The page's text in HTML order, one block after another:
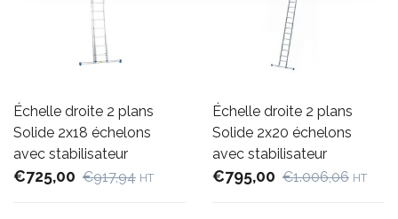
Échelle droite 2 plans
Solide 2x18 échelons
avec stabilisateur
€725,00 €917,94 HT
Échelle droite 2 plans
Solide 2x20 échelons
avec stabilisateur
€795,00 €1.006,06 HT